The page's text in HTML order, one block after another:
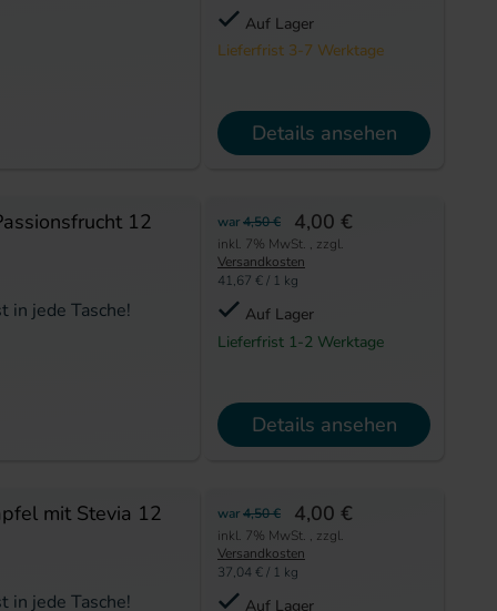
Auf Lager
Lieferfrist 3-7 Werktage
Details ansehen
12
in jede Tasche!
war4,50 € 4,00 €
inkl. 7% MwSt. , zzgl.
Versandkosten
41,67 €/ 1 kg
Auf Lager
Lieferfrist 1-2 Werktage
Details ansehen
mit Stevia 12
in jede Tasche!
war4,50 € 4,00 €
inkl. 7% MwSt. , zzgl.
Versandkosten
37,04 €/ 1 kg
Auf Lager